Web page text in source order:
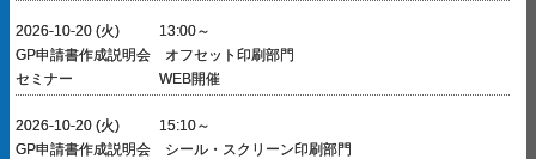
2026-10-20 (火)
13:00～
GP申請書作成説明会 オフセット印刷部門
セミナー
WEB開催
2026-10-20 (火)
15:10～
GP申請書作成説明会 シール・スクリーン印刷部門